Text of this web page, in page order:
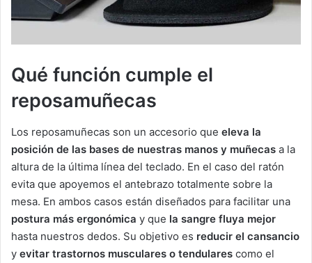
Qué función cumple el
reposamuñecas
Los reposamuñecas son un accesorio que eleva la
posición de las bases de nuestras manos y muñecas a la
altura de la última línea del teclado. En el caso del ratón
evita que apoyemos el antebrazo totalmente sobre la
mesa. En ambos casos están diseñados para facilitar una
postura más ergonómica y que la sangre fluya mejor
hasta nuestros dedos. Su objetivo es reducir el cansancio
y evitar trastornos musculares o tendulares como el